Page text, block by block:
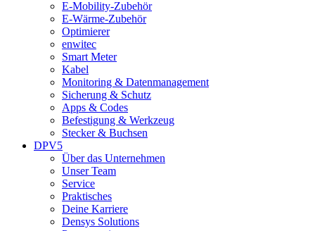
E-Mobility-Zubehör
E-Wärme-Zubehör
Optimierer
enwitec
Smart Meter
Kabel
Monitoring & Datenmanagement
Sicherung & Schutz
Apps & Codes
Befestigung & Werkzeug
Stecker & Buchsen
DPV5
Über das Unternehmen
Unser Team
Service
Praktisches
Deine Karriere
Densys Solutions